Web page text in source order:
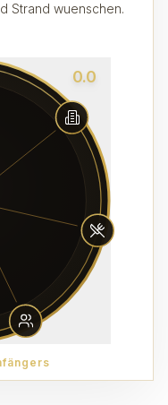
Strand wuenschen.
0.0